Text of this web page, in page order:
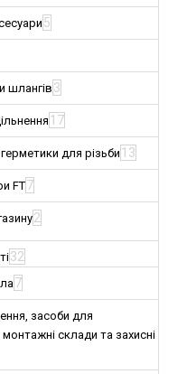
5
шлангів 3
17
для різьби 13
FT7
2
32
7
засоби для
склади та захисні